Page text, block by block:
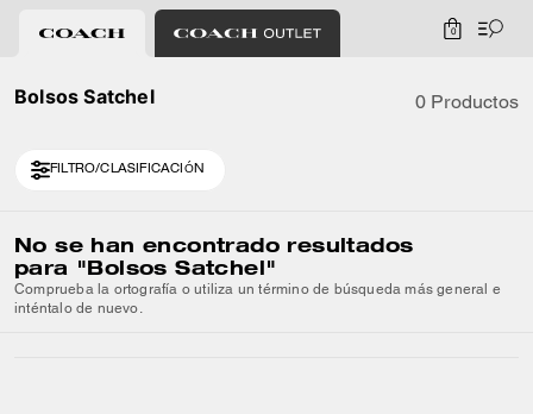
0
Bolsos Satchel 0 Productos
FILTRO/CLASIFICACIÓN
No se han encontrado resultados
para "Bolsos Satchel"
Comprueba la ortografía o utiliza un término de búsqueda más general e
inténtalo de nuevo.